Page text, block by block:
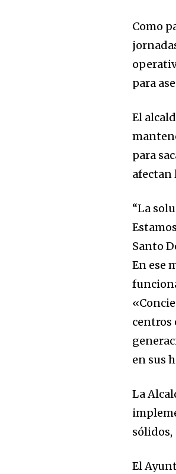
Como
para
El
para
afectan
“La
Santo
En ese
centros
en sus
La
sólidos,
El